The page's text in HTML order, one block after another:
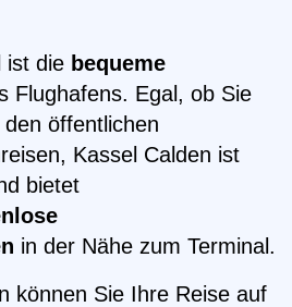
ist die bequeme
Flughafens. Egal, ob Sie
öffentlichen
Kassel Calden ist
bietet
in der Nähe zum Terminal.
können Sie Ihre Reise auf